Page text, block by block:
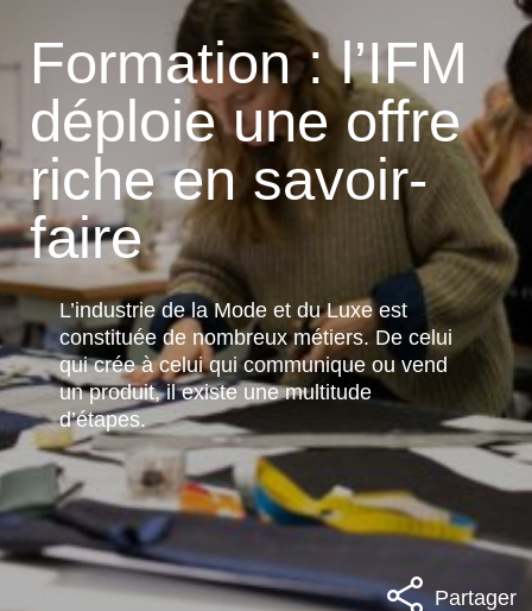
Formation : l’IFM
déploie une offre
riche en savoir-
faire
L’industrie de la Mode et du Luxe est
constituée de nombreux métiers. De celui
qui crée à celui qui communique ou vend
un produit, il existe une multitude
d’étapes.
Partager